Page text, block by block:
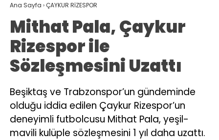
Ana Sayfa ›ÇAYKUR RİZESPOR
Mithat Pala, Çaykur
Rizespor ile
Sözleşmesini Uzattı
Beşiktaş ve Trabzonspor’un gündeminde
olduğu iddia edilen Çaykur Rizespor’un
deneyimli futbolcusu Mithat Pala, yeşil-
mavili kulüple sözleşmesini 1 yıl daha uzattı.